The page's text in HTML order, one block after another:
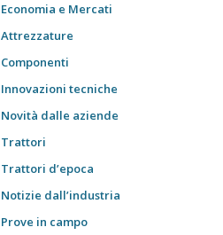
Economia e Mercati
Attrezzature
Componenti
Innovazioni tecniche
Novità dalle aziende
Trattori
Trattori d’epoca
Notizie dall’industria
Prove in campo